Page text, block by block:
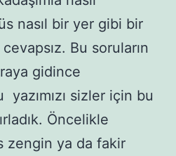
nasıl bir yer gibi bir
Bu soruların
gidince
sizler için bu
Öncelikle
zengin ya da fakir